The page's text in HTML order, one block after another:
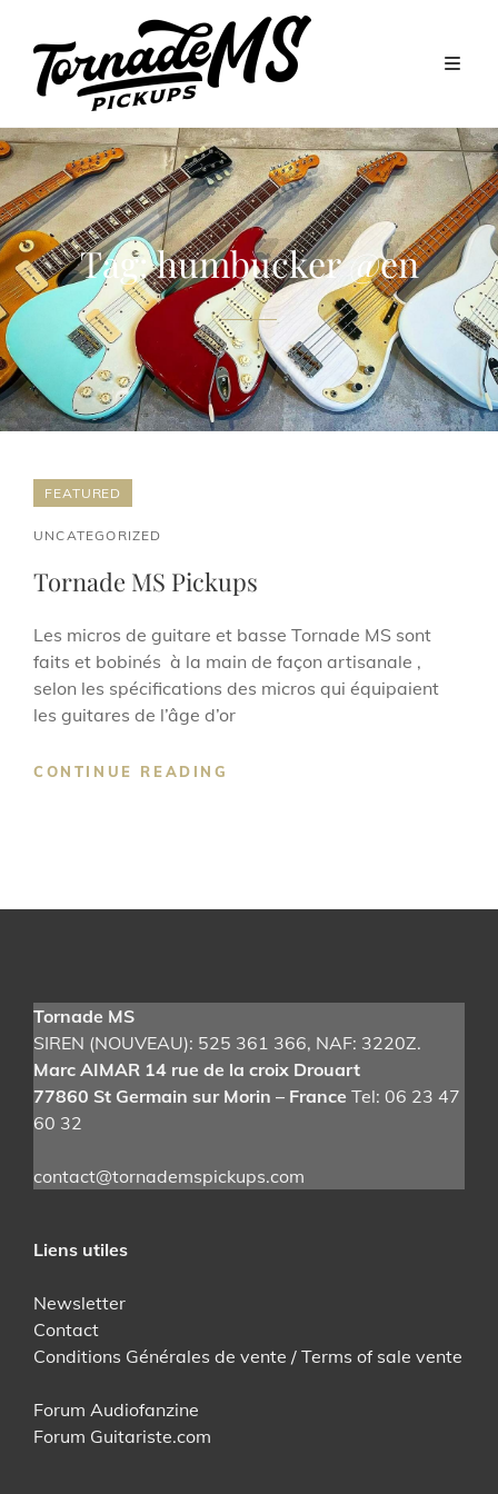
Tag:humbucker @en
FEATURED
CAT
UNCATEGORIZED
Tornade MS Pickups
Les micros de guitare et basse Tornade MS sont
faits et bobinés à la main de façon artisanale ,
selon les spécifications des micros qui équipaient
les guitares de l’âge d’or
CONTINUE READING
Tornade MS
SIREN (NOUVEAU): 525 361 366, NAF: 3220Z.
Marc AIMAR 14 rue de la croix Drouart
77860 St Germain sur Morin – France Tel: 06 23 47
60 32
contact@tornademspickups.com
Liens utiles
Newsletter
Contact
Conditions Générales de vente / Terms of sale vente
Forum Audiofanzine
Forum Guitariste.com